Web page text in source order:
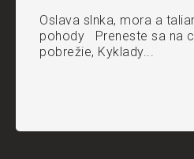
Oslava slnka, mora a
pohody Preneste sa na
pobrežie, Kyklady...